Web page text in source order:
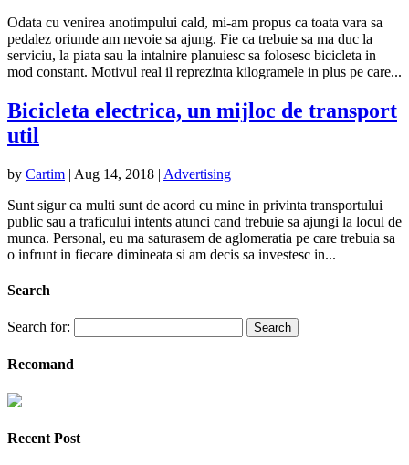
Odata cu venirea anotimpului cald, mi-am propus ca toata vara sa
pedalez oriunde am nevoie sa ajung. Fie ca trebuie sa ma duc la
serviciu, la piata sau la intalnire planuiesc sa folosesc bicicleta in
mod constant. Motivul real il reprezinta kilogramele in plus pe care...
Bicicleta electrica, un mijloc de transport
util
by Cartim | Aug 14, 2018 | Advertising
Sunt sigur ca multi sunt de acord cu mine in privinta transportului
public sau a traficului intents atunci cand trebuie sa ajungi la locul de
munca. Personal, eu ma saturasem de aglomeratia pe care trebuia sa
o infrunt in fiecare dimineata si am decis sa investesc in...
Search
Search for:
Recomand
Recent Post